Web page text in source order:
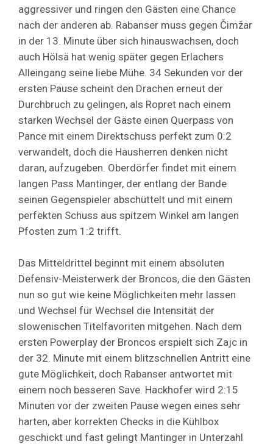
aggressiver und ringen den Gästen eine Chance
nach der anderen ab. Rabanser muss gegen Čimžar
in der 13. Minute über sich hinauswachsen, doch
auch Hölsä hat wenig später gegen Erlachers
Alleingang seine liebe Mühe. 34 Sekunden vor der
ersten Pause scheint den Drachen erneut der
Durchbruch zu gelingen, als Ropret nach einem
starken Wechsel der Gäste einen Querpass von
Pance mit einem Direktschuss perfekt zum 0:2
verwandelt, doch die Hausherren denken nicht
daran, aufzugeben. Oberdörfer findet mit einem
langen Pass Mantinger, der entlang der Bande
seinen Gegenspieler abschüttelt und mit einem
perfekten Schuss aus spitzem Winkel am langen
Pfosten zum 1:2 trifft.
Das Mitteldrittel beginnt mit einem absoluten
Defensiv-Meisterwerk der Broncos, die den Gästen
nun so gut wie keine Möglichkeiten mehr lassen
und Wechsel für Wechsel die Intensität der
slowenischen Titelfavoriten mitgehen. Nach dem
ersten Powerplay der Broncos erspielt sich Zajc in
der 32. Minute mit einem blitzschnellen Antritt eine
gute Möglichkeit, doch Rabanser antwortet mit
einem noch besseren Save. Hackhofer wird 2:15
Minuten vor der zweiten Pause wegen eines sehr
harten, aber korrekten Checks in die Kühlbox
geschickt und fast gelingt Mantinger in Unterzahl